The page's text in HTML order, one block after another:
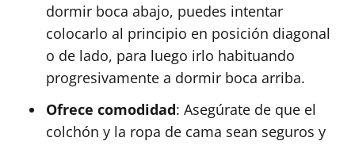
dormir boca abajo, puedes intentar
colocarlo al principio en posición diagonal
o de lado, para luego irlo habituando
progresivamente a dormir boca arriba.
Ofrece comodidad: Asegúrate de que el
colchón y la ropa de cama sean seguros y